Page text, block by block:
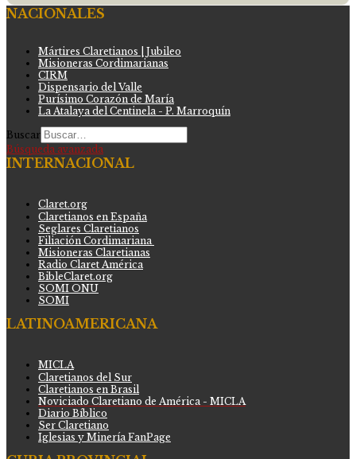
NACIONALES
Mártires Claretianos | Jubileo
Misioneras Cordimarianas
CIRM
Dispensario del Valle
Purísimo Corazón de María
La Atalaya del Centinela - P. Marroquín
Buscar
Búsqueda avanzada
INTERNACIONAL
Claret.org
Claretianos en España
Seglares Claretianos
Filiación Cordimariana
Misioneras Claretianas
Radio Claret América
BibleClaret.org
SOMI ONU
SOMI
LATINOAMERICANA
MICLA
Claretianos del Sur
Claretianos en Brasil
Noviciado Claretiano de América - MICLA
Diario Bíblico
Ser Claretiano
Iglesias y Minería FanPage